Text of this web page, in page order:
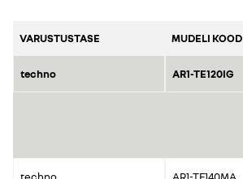
VARUSTUSTASE MUDELI KOOD
techno AR1-TE120IG